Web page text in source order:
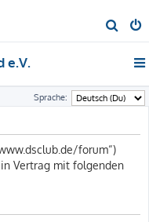
u
e
e.V.
Sprache:
forum“)
Vertrag mit folgenden